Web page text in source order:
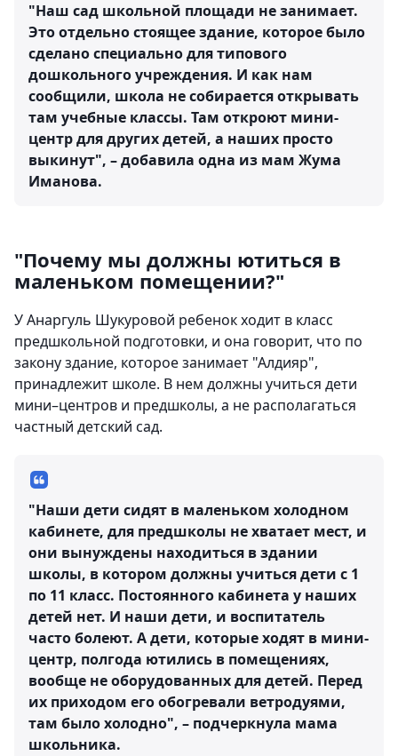
"Наш сад школьной площади не занимает.
Это отдельно стоящее здание, которое было
сделано специально для типового
дошкольного учреждения. И как нам
сообщили, школа не собирается открывать
там учебные классы. Там откроют мини-
центр для других детей, а наших просто
выкинут", – добавила одна из мам Жума
Иманова.
"Почему мы должны ютиться в
маленьком помещении?"
У Анаргуль Шукуровой ребенок ходит в класс
предшкольной подготовки, и она говорит, что по
закону здание, которое занимает "Алдияр",
принадлежит школе. В нем должны учиться дети
мини–центров и предшколы, а не располагаться
частный детский сад.
"Наши дети сидят в маленьком холодном
кабинете, для предшколы не хватает мест, и
они вынуждены находиться в здании
школы, в котором должны учиться дети с 1
по 11 класс. Постоянного кабинета у наших
детей нет. И наши дети, и воспитатель
часто болеют. А дети, которые ходят в мини-
центр, полгода ютились в помещениях,
вообще не оборудованных для детей. Перед
их приходом его обогревали ветродуями,
там было холодно", – подчеркнула мама
школьника.